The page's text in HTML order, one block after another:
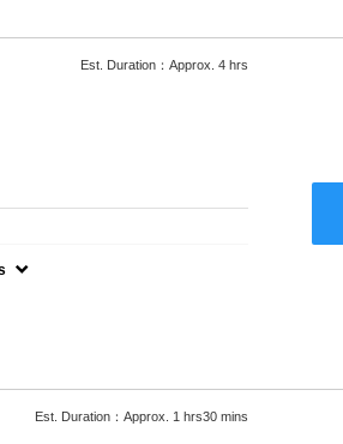
Est. Duration：Approx. 4 hrs
Est. Duration：Approx. 1 hrs30 mins